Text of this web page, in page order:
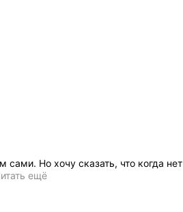
Но хочу сказать, что когда нет
ещё